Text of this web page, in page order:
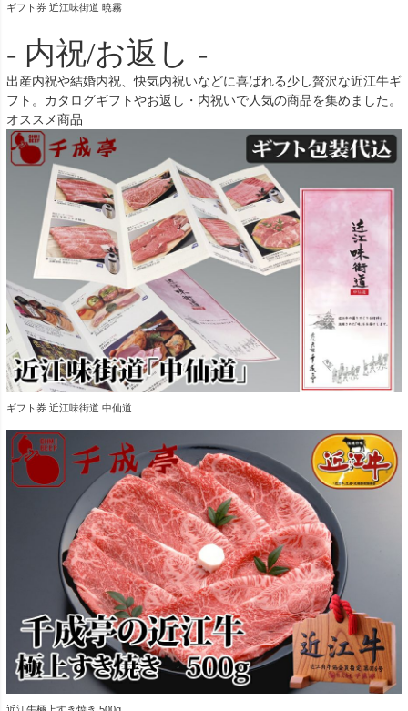
ギフト券 近江味街道 暁霧
- 内祝/お返し -
出産内祝や結婚内祝、快気内祝いなどに喜ばれる少し贅沢な近江牛ギ
フト。カタログギフトやお返し・内祝いで人気の商品を集めました。
オススメ商品
ギフト券 近江味街道 中仙道
近江牛極上すき焼き 500g